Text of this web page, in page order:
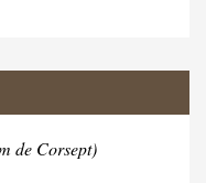
de Corsept)